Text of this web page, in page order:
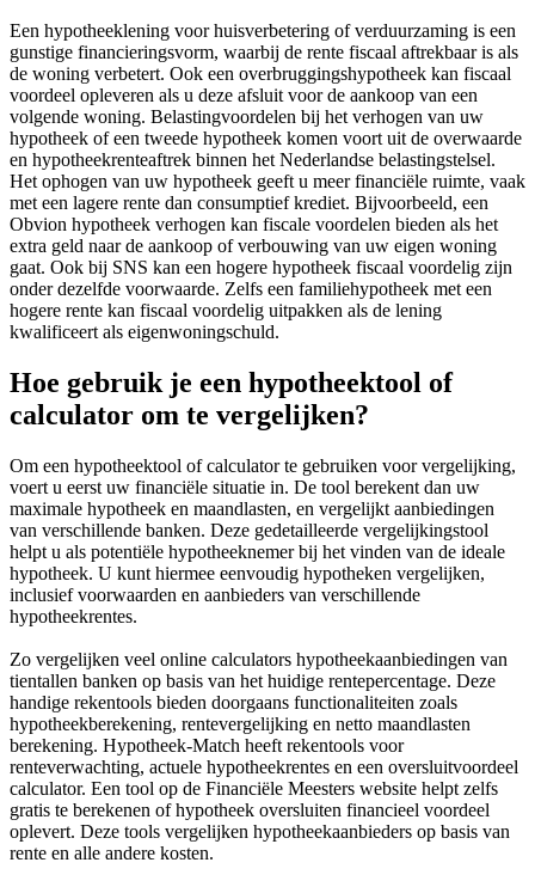
Een hypotheeklening voor huisverbetering of verduurzaming is een
gunstige financieringsvorm, waarbij de rente fiscaal aftrekbaar is als
de woning verbetert. Ook een overbruggingshypotheek kan fiscaal
voordeel opleveren als u deze afsluit voor de aankoop van een
volgende woning. Belastingvoordelen bij het verhogen van uw
hypotheek of een tweede hypotheek komen voort uit de overwaarde
en hypotheekrenteaftrek binnen het Nederlandse belastingstelsel.
Het ophogen van uw hypotheek geeft u meer financiële ruimte, vaak
met een lagere rente dan consumptief krediet. Bijvoorbeeld, een
Obvion hypotheek verhogen kan fiscale voordelen bieden als het
extra geld naar de aankoop of verbouwing van uw eigen woning
gaat. Ook bij SNS kan een hogere hypotheek fiscaal voordelig zijn
onder dezelfde voorwaarde. Zelfs een familiehypotheek met een
hogere rente kan fiscaal voordelig uitpakken als de lening
kwalificeert als eigenwoningschuld.
Hoe gebruik je een hypotheektool of
calculator om te vergelijken?
Om een hypotheektool of calculator te gebruiken voor vergelijking,
voert u eerst uw financiële situatie in. De tool berekent dan uw
maximale hypotheek en maandlasten, en vergelijkt aanbiedingen
van verschillende banken. Deze gedetailleerde vergelijkingstool
helpt u als potentiële hypotheeknemer bij het vinden van de ideale
hypotheek. U kunt hiermee eenvoudig hypotheken vergelijken,
inclusief voorwaarden en aanbieders van verschillende
hypotheekrentes.
Zo vergelijken veel online calculators hypotheekaanbiedingen van
tientallen banken op basis van het huidige rentepercentage. Deze
handige rekentools bieden doorgaans functionaliteiten zoals
hypotheekberekening, rentevergelijking en netto maandlasten
berekening. Hypotheek-Match heeft rekentools voor
renteverwachting, actuele hypotheekrentes en een oversluitvoordeel
calculator. Een tool op de Financiële Meesters website helpt zelfs
gratis te berekenen of hypotheek oversluiten financieel voordeel
oplevert. Deze tools vergelijken hypotheekaanbieders op basis van
rente en alle andere kosten.